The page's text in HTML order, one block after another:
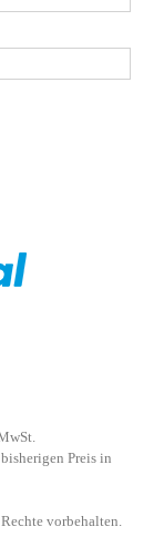
Preis in
vorbehalten.